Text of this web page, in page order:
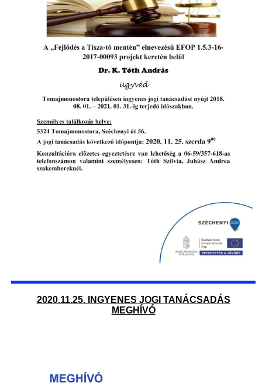
2020.11.25. INGYENES JOGI TANÁCSADÁS
MEGHÍVÓ